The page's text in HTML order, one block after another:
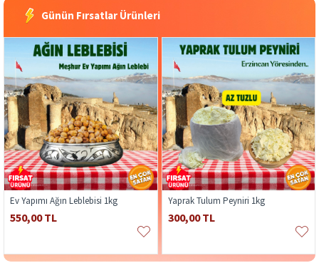
Günün Fırsatlar Ürünleri
Ev Yapımı Ağın Leblebisi 1kg
550,00 TL
Yaprak Tulum Peyniri 1kg
300,00 TL